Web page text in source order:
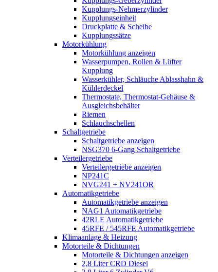
Kupplungs-Nehmerzylinder
Kupplungseinheit
Druckplatte & Scheibe
Kupplungssätze
Motorkühlung
Motorkühlung anzeigen
Wasserpumpen, Rollen & Lüfter
Kupplung
Wasserkühler, Schläuche Ablasshahn &
Kühlerdeckel
Thermostate, Thermostat-Gehäuse &
Ausgleichsbehälter
Riemen
Schlauchschellen
Schaltgetriebe
Schaltgetriebe anzeigen
NSG370 6-Gang Schaltgetriebe
Verteilergetriebe
Verteilergetriebe anzeigen
NP241C
NVG241 + NV241OR
Automatikgetriebe
Automatikgetriebe anzeigen
NAG1 Automatikgetriebe
42RLE Automatikgetriebe
45RFE / 545RFE Automatikgetriebe
Klimaanlage & Heizung
Motorteile & Dichtungen
Motorteile & Dichtungen anzeigen
2,8 Liter CRD Diesel